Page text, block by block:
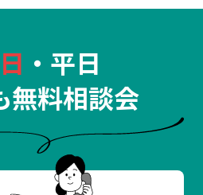
日 ・平日
無料相談会